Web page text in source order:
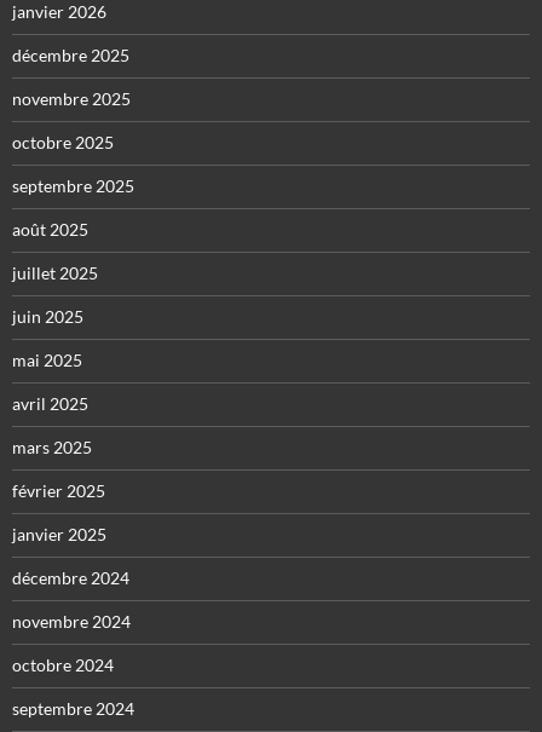
janvier 2026
décembre 2025
novembre 2025
octobre 2025
septembre 2025
août 2025
juillet 2025
juin 2025
mai 2025
avril 2025
mars 2025
février 2025
janvier 2025
décembre 2024
novembre 2024
octobre 2024
septembre 2024